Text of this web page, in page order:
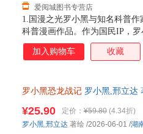
1.国漫之光罗小黑与知名科普
科普漫画作品。作为国民IP，
动画于2011年开始播放，B站
3.15亿票房，同名漫画书2015
得主，中国古生物学会科普工
20种恐龙的100+知识，兼具专
进恐龙世界，与这些史前巨兽
爱阅城图书专营店
加入购物车 收藏
罗小黑恐龙战记 罗小黑,邢立达
¥25.90 定价： ¥59.80 (4.34折)
罗小黑,邢立达 著绘 /2026-06-01 /湖